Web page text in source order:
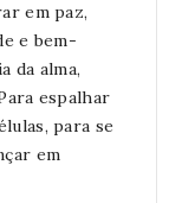
em paz,
e bem-
da alma,
espalhar
para se
em